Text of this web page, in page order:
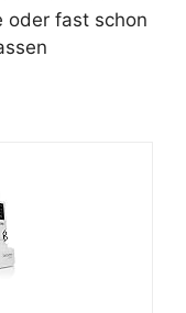
oder fast schon